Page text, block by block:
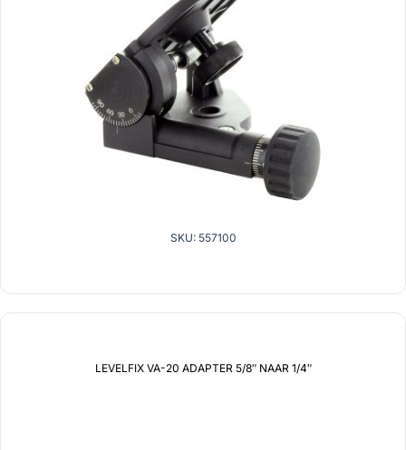
SKU: 557100
LEVELFIX VA-20 ADAPTER 5/8″ NAAR 1/4″